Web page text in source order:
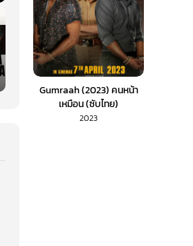
Gumraah (2023) คนหน้า
เหมือน (ซับไทย)
2023